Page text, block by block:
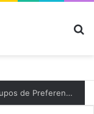
Ya se conoce la composición de los Grupos de Preferente y el calendario